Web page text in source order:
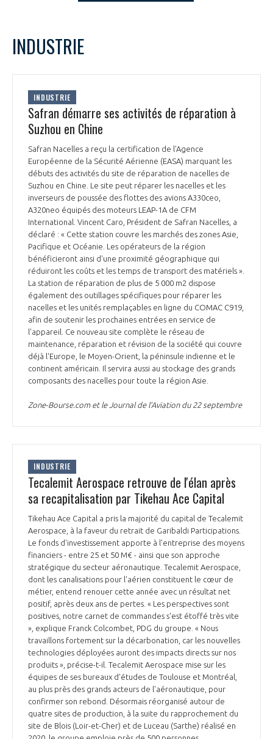
LE GIFAS
NOTRE VISION
NOS MISSIONS
NOTRE HISTOIRE
ORGANISATION
LE CONSEIL DU GIFAS
L’ÉQUIPE DU GIFAS
NOS RÉSEAUX À L'INTERNATIONAL
FONCTIONNEMENT
GEADS
COMITÉ AERO PME
STARTAIR
COMMISSIONS ET COMITÉS
ACCOMPAGNEMENT DE NOS ADHÉRENTS
LES PROGRAMMES DU GIFAS
UN ÉCOSYSTÈME INTÉGRÉ ET COHÉRENT
POURQUOI DEVENIR MEMBRE ?
LA MÉDIATION
LA MÉDIATION DANS LA FILIÈRE AÉRONAUTIQUE ET SPATIALE
LE MÉDIATEUR DE LA FILIÈRE AÉRONAUTIQUE ET SPATIALE
MÉDIATION ET CHARTE D’ENGAGEMENT SUR LES RELATIONS ENTRE
CLIENTS ET FOURNISSEURS
LA MÉDIATION AU-DELÀ DE LA FILIÈRE AÉRONAUTIQUE ET SPATIALE
PRENDRE CONTACT AVEC LE MÉDIATEUR DE LA FILIÈRE
LE SALON DU BOURGET
L'OBSERVATOIRE
CHIFFRES CLÉS
LES ENJEUX
COMPÉTITIVITÉ
EMPLOI & FORMATION
ENVIRONNEMENT
INNOVATION
INTERNATIONALISATION
LES PUBLICATIONS
DOCUMENTS & BROCHURES
RAPPORTS D'ACTIVITÉS
L
1 2 3
4
16
19
23
INDUSTRIE
INDUSTRIE
Safran démarre ses activités de réparation à
Suzhou en Chine
Safran Nacelles a reçu la certification de l'Agence
Européenne de la Sécurité Aérienne (EASA) marquant les
débuts des activités du site de réparation de nacelles de
Suzhou en Chine. Le site peut réparer les nacelles et les
inverseurs de poussée des flottes des avions A330ceo,
A320neo équipés des moteurs LEAP-1A de CFM
International. Vincent Caro, Président de Safran Nacelles, a
déclaré : « Cette station couvre les marchés des zones Asie,
Pacifique et Océanie. Les opérateurs de la région
bénéficieront ainsi d'une proximité géographique qui
réduiront les coûts et les temps de transport des matériels ».
La station de réparation de plus de 5 000 m2 dispose
également des outillages spécifiques pour réparer les
nacelles et les unités remplaçables en ligne du COMAC C919,
afin de soutenir les prochaines entrées en service de
l'appareil. Ce nouveau site complète le réseau de
maintenance, réparation et révision de la société qui couvre
déjà l'Europe, le Moyen-Orient, la péninsule indienne et le
continent américain. Il servira aussi au stockage des grands
composants des nacelles pour toute la région Asie.
Zone-Bourse.com et le Journal de l’Aviation du 22 septembre
INDUSTRIE
Tecalemit Aerospace retrouve de l'élan après
sa recapitalisation par Tikehau Ace Capital
Tikehau Ace Capital a pris la majorité du capital de Tecalemit
Aerospace, à la faveur du retrait de Garibaldi Participations.
Le fonds d'investissement apporte à l’entreprise des moyens
financiers - entre 25 et 50 M€ - ainsi que son approche
stratégique du secteur aéronautique. Tecalemit Aerospace,
dont les canalisations pour l'aérien constituent le cœur de
métier, entend renouer cette année avec un résultat net
positif, après deux ans de pertes. « Les perspectives sont
positives, notre carnet de commandes s'est étoffé très vite
», explique Franck Colcombet, PDG du groupe. « Nous
travaillons fortement sur la décarbonation, car les nouvelles
technologies déployées auront des impacts directs sur nos
produits », précise-t-il. Tecalemit Aerospace mise sur les
équipes de ses bureaux d'études de Toulouse et Montréal,
au plus près des grands acteurs de l'aéronautique, pour
confirmer son rebond. Désormais réorganisé autour de
quatre sites de production, à la suite du rapprochement du
site de Blois (Loir-et-Cher) et de Luceau (Sarthe) réalisé en
votre réseau au sein d’un écosystème intégré et
Découvrez les avantages d'adhérer au GIFAS.
Rencontres, salons, données sectorielles,
programmes ...
DEMANDE D’ADHÉSION
OUI NON